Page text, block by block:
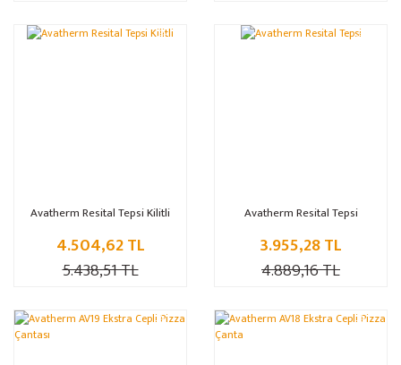
%17
Avatherm Resital Tepsi Kilitli
4.504,62 TL
5.438,51 TL
%19
Avatherm Resital Tepsi
3.955,28 TL
4.889,16 TL
%30 %30